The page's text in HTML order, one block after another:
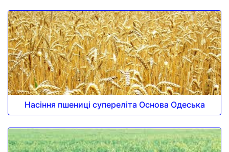
Насіння пшениці супереліта Основа Одеська